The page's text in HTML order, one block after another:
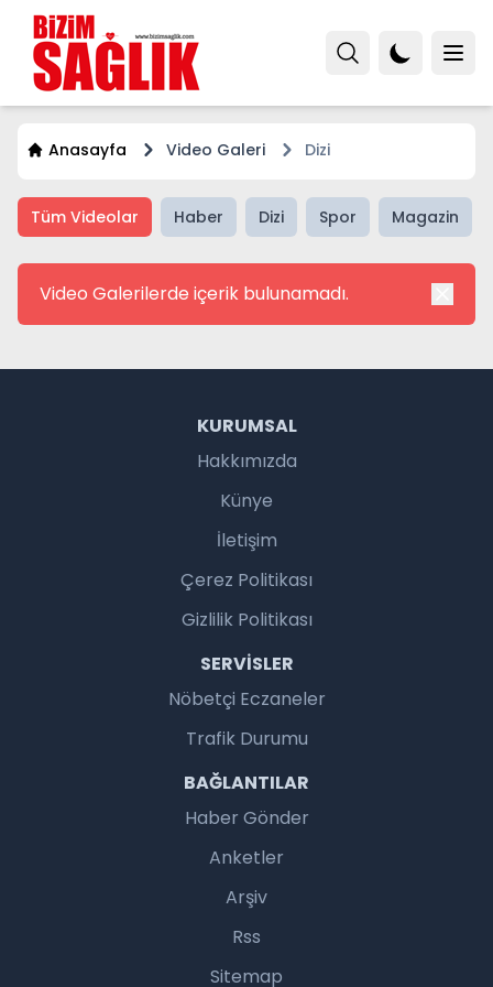
Anasayfa Video Galeri Dizi
Tüm Videolar Haber Dizi Spor Magazin
Video Galerilerde içerik bulunamadı.
KURUMSAL
Hakkımızda
Künye
İletişim
Çerez Politikası
Gizlilik Politikası
SERVISLER
Nöbetçi Eczaneler
Trafik Durumu
BAĞLANTILAR
Haber Gönder
Anketler
Arşiv
Rss
Sitemap